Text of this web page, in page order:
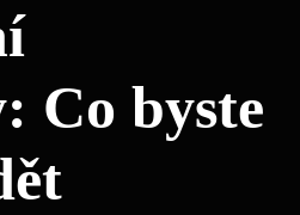
Co byste